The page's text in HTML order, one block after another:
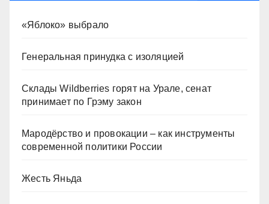
«Яблоко» выбрало
Генеральная принудка с изоляцией
Склады Wildberries горят на Урале, сенат
принимает по Грэму закон
Мародёрство и провокации – как инструменты
современной политики России
Жесть Яньда